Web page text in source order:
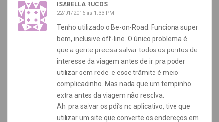
ISABELLA RUCOS
22/01/2016 às 1:33 PM
Tenho utilizado o Be-on-Road. Funciona super
bem, inclusive off-line. O único problema é
que a gente precisa salvar todos os pontos de
interesse da viagem antes de ir, pra poder
utilizar sem rede, e esse trâmite é meio
complicadinho. Mas nada que um tempinho
extra antes da viagem não resolva.
Ah, pra salvar os pdi’s no aplicativo, tive que
utilizar um site que converte os endereços em